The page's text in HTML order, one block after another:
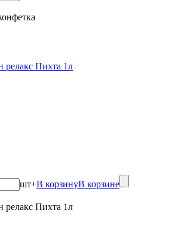
релакс Пихта 1л
шт+В корзинуВ корзине
релакс Пихта 1л